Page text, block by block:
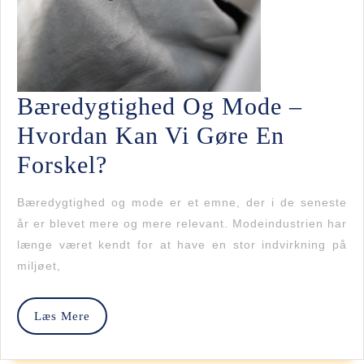
Bæredygtighed Og Mode –
Hvordan Kan Vi Gøre En
Forskel?
Mode
–
Kan
Bæredygtighed og mode er et emne, der i de seneste
år er blevet mere og mere relevant. Modeindustrien har
længe været kendt for at have en stor indvirkning på
miljøet,
Læs Mere
Læs